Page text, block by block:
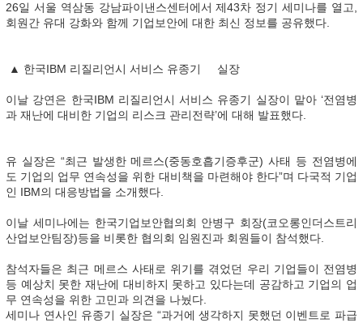
26일 서울 역삼동 강남파이낸스센터에서 제43차 정기 세미나를 열고,
회원간 유대 강화와 함께 기업보안에 대한 최신 정보를 공유했다.
▲ 한국IBM 리질리언시 서비스 유종기 실장
이날 강연은 한국IBM 리질리언시 서비스 유종기 실장이 맡아 ‘전염병
과 재난에 대비한 기업의 리스크 관리전략’에 대해 발표했다.
유 실장은 “최근 발생한 메르스(중동호흡기증후군) 사태 등 전염병에
도 기업의 업무 연속성을 위한 대비책을 마련해야 한다”며 다국적 기업
인 IBM의 대응방법을 소개했다.
이날 세미나에는 한국기업보안협의회 안병구 회장(코오롱인더스트리
산업보안팀장)등을 비롯한 협의회 임원진과 회원들이 참석했다.
참석자들은 최근 메르스 사태로 위기를 겪었던 우리 기업들이 전염병
등 예상치 못한 재난에 대비하지 못하고 있다는데 공감하고 기업의 업
무 연속성을 위한 고민과 의견을 나눴다.
세미나 연사인 유종기 실장은 “과거에 생각하지 못했던 이벤트로 파급